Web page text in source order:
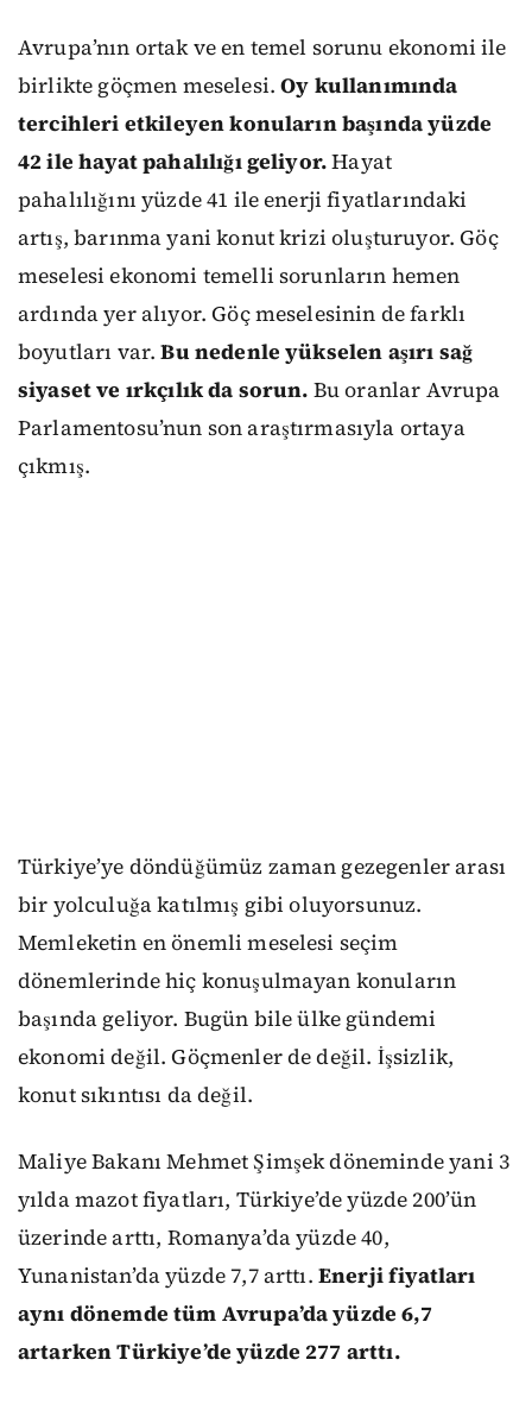
Avrupa’nın ortak ve en temel sorunu ekonomi ile
birlikte göçmen meselesi.Oy kullanımında
tercihleri etkileyen konuların başında yüzde
42 ile hayat pahalılığı geliyor.Hayat
pahalılığını yüzde 41 ile enerji fiyatlarındaki
artış, barınma yani konut krizi oluşturuyor. Göç
meselesi ekonomi temelli sorunların hemen
ardında yer alıyor. Göç meselesinin de farklı
boyutları var.Bu nedenle yükselen aşırı sağ
siyaset ve ırkçılık da sorun. Bu oranlar Avrupa
Parlamentosu’nun son araştırmasıyla ortaya
çıkmış.
Türkiye’ye döndüğümüz zaman gezegenler arası
bir yolculuğa katılmış gibi oluyorsunuz.
Memleketin en önemli meselesi seçim
dönemlerinde hiç konuşulmayan konuların
başında geliyor. Bugün bile ülke gündemi
ekonomi değil. Göçmenler de değil. İşsizlik,
konut sıkıntısı da değil.
Maliye Bakanı Mehmet Şimşek döneminde yani 3
yılda mazot fiyatları, Türkiye’de yüzde 200’ün
üzerinde arttı, Romanya’da yüzde 40,
Yunanistan’da yüzde 7,7 arttı. Enerji fiyatları
aynı dönemde tüm Avrupa’da yüzde 6,7
artarken Türkiye’de yüzde 277 arttı.